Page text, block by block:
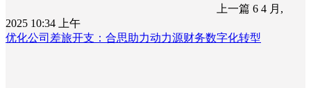
上一篇 6 4 月,
2025 10:34 上午
优化公司差旅开支：合思助力动力源财务数字化转型